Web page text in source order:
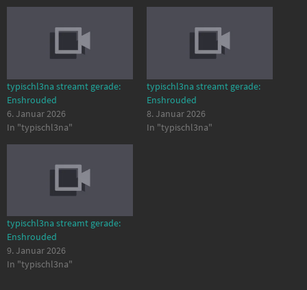
typischl3na streamt gerade:
Enshrouded
6. Januar 2026
In "typischl3na"
typischl3na streamt gerade:
Enshrouded
8. Januar 2026
In "typischl3na"
typischl3na streamt gerade:
Enshrouded
9. Januar 2026
In "typischl3na"